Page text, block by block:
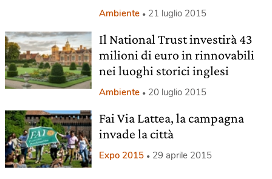
Ambiente 21 luglio 2015
Il National Trust investirà 43
milioni di euro in rinnovabili
nei luoghi storici inglesi
Ambiente 20 luglio 2015
Fai Via Lattea, la campagna
invade la città
Expo 2015 29 aprile 2015